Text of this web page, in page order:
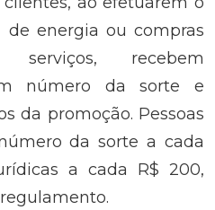
energia ou compras
recebem
número da sorte e
da promoção. Pessoas
da sorte a cada
a cada R$ 200,